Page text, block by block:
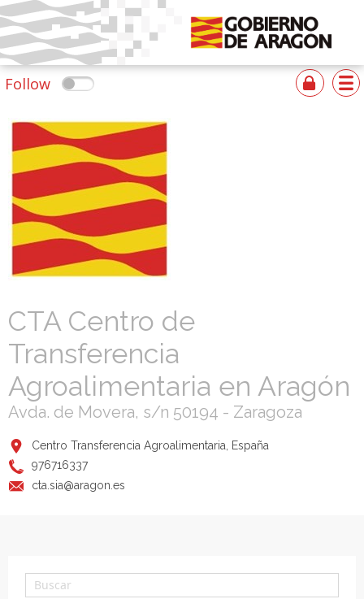
Follow
CTA Centro de
Transferencia
Agroalimentaria en Aragón
Avda. de Movera, s/n 50194 - Zaragoza
Centro Transferencia Agroalimentaria, España
976716337
cta.sia@aragon.es